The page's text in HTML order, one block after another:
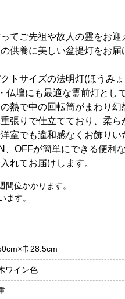
てご先祖や故人の霊をお迎
供養に美しい盆提灯をお届
トサイズの法明灯(ほうみょ
仏壇にも最適な霊前灯とし
熱で中の回転筒がまわり幻
張りで仕立てており、柔ら
室でも違和感なくお飾りい
、OFFが簡単にできる便利
れてお届けします。
位かかります。
ます。
巾28.5cm
ワイン色